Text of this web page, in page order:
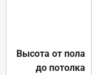
Высота от пола
до потолка